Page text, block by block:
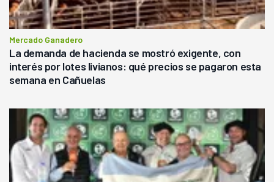
Mercado Ganadero
La demanda de hacienda se mostró exigente, con
interés por lotes livianos: qué precios se pagaron esta
semana en Cañuelas